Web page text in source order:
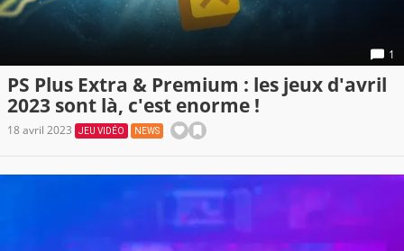
1
PS Plus Extra & Premium : les jeux d'avril
2023 sont là, c'est enorme !
18 avril 2023 JEU VIDÉO NEWS